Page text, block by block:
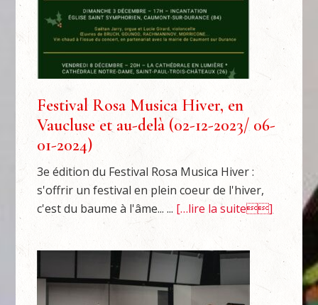
Festival Rosa Musica Hiver, en
Vaucluse et au-delà (02-12-2023/ 06-
01-2024)
3e édition du Festival Rosa Musica Hiver :
s'offrir un festival en plein coeur de l'hiver,
c'est du baume à l'âme... ... […lire la suite]